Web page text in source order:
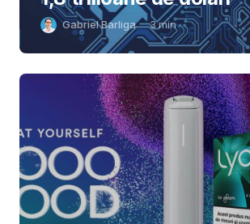
Gabriel Barliga 3min